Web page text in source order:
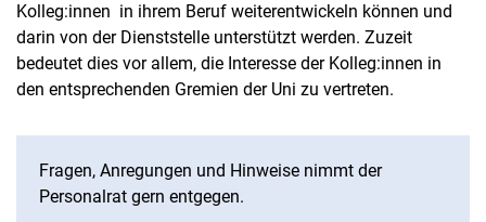
Kolleg:innen in ihrem Beruf weiterentwickeln können und
darin von der Dienststelle unterstützt werden. Zuzeit
bedeutet dies vor allem, die Interesse der Kolleg:innen in
den entsprechenden Gremien der Uni zu vertreten.
Fragen, Anregungen und Hinweise nimmt der
Personalrat gern entgegen.